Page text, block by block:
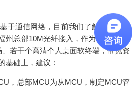
于通信网络，目前我们了解到福建中
州总部10M光纤接入，作为本期1个高
若干个高清个人桌面软终端，带宽资
基础上，建议：
，总部MCU为从MCU，制定MCU管